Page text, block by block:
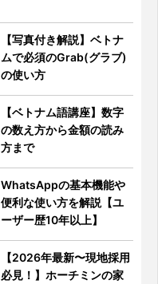
【写真付き解説】ベトナ
ムで必須のGrab(グラブ)
の使い方
【ベトナム語講座】数字
の数え方から金額の読み
方まで
WhatsAppの基本機能や
便利な使い方を解説【ユ
ーザー歴10年以上】
【2026年最新〜現地採用
必見！】ホーチミンの家